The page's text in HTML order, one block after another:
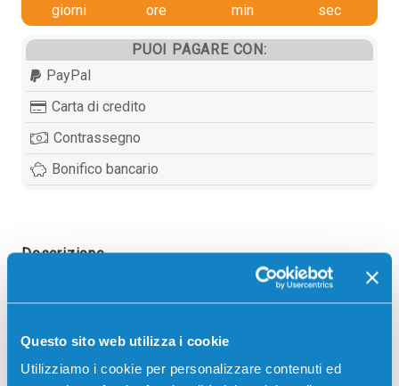
Questo sito web utilizza i cookie
Utilizziamo i cookie per personalizzare contenuti ed
giorni
ore
min
sec
PUOI PAGARE CON:
PayPal
Carta di credito
Contrassegno
Bonifico bancario
Descrizione
Toner compatibile Hp CF289Y 89Y NERO 20000
LASERJET ENTERPRISE FLOW M528, Hp LASERJET
ENTERPRISE M507DN, Hp LASERJET ENTERPRISE